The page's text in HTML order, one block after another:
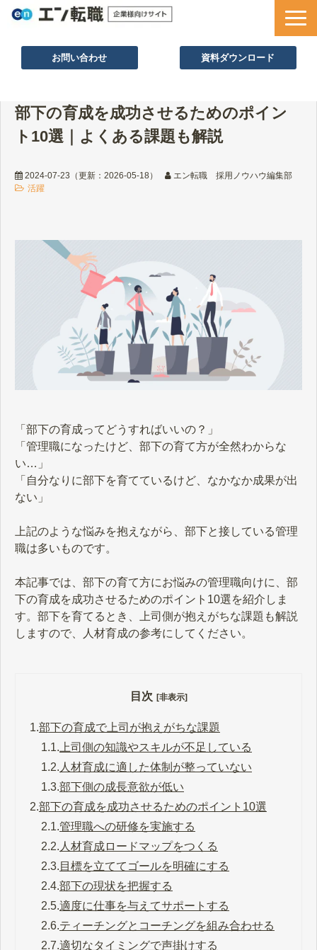
お問い合わせ 資料ダウンロード
採用ノウハウ
採用事例
セミナー情報
部下の育成を成功させるためのポイン
ト10選｜よくある課題も解説
2024-07-23 （更新： 2026-05-18 ）
エン転職 採用ノウハウ編集部
活躍
「部下の育成ってどうすればいいの？」
「管理職になったけど、部下の育て方が全然わからな
い…」
「自分なりに部下を育てているけど、なかなか成果が出
ない」
上記のような悩みを抱えながら、部下と接している管理
職は多いものです。
本記事では、部下の育て方にお悩みの管理職向けに、部
下の育成を成功させるためのポイント10選を紹介しま
す。部下を育てるとき、上司側が抱えがちな課題も解説
しますので、人材育成の参考にしてください。
目次 [非表示]
1.部下の育成で上司が抱えがちな課題
1.1. 上司側の知識やスキルが不足している
1.2. 人材育成に適した体制が整っていない
1.3.部下側の成長意欲が低い
2.部下の育成を成功させるためのポイント10選
2.1.管理職への研修を実施する
2.2. 人材育成ロードマップをつくる
2.3. 目標を立ててゴールを明確にする
2.4.部下の現状を把握する
2.5.適度に仕事を与えてサポートする
2.6.ティーチングとコーチングを組み合わせる
2.7.適切なタイミングで声掛けする